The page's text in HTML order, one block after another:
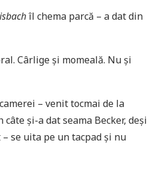
îl chema parcă – a dat din
Cârlige și momeală. Nu și
– venit tocmai de la
și-a dat seama Becker, deși
se uita pe un tacpad și nu